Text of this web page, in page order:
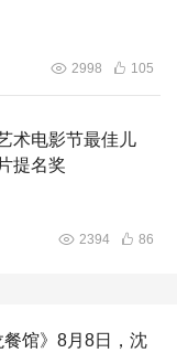
2998 105
术电影节最佳儿
提名奖
2394 86
馆》8月8日，沈